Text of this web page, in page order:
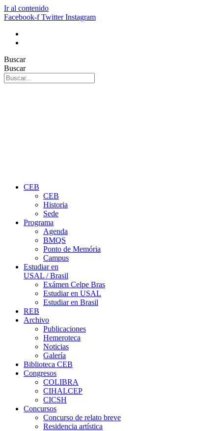
Ir al contenido
Facebook-f Twitter Instagram
Buscar
Buscar
CEB
CEB
Historia
Sede
Programa
Agenda
BMQS
Ponto de Memória
Campus
Estudiar en
USAL / Brasil
Exámen Celpe Bras
Estudiar en USAL
Estudiar en Brasil
REB
Archivo
Publicaciones
Hemeroteca
Noticias
Galería
Biblioteca CEB
Congresos
COLIBRA
CIHALCEP
CICSH
Concursos
Concurso de relato breve
Residencia artística